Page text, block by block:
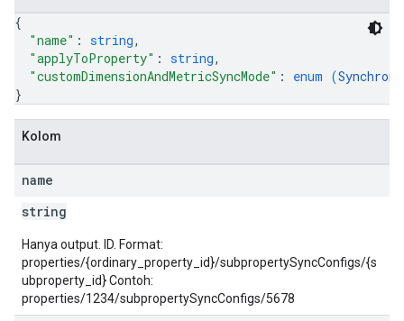
{
"name" : string,
"applyToProperty" : string,
"customDimensionAndMetricSyncMode" : enum (
}
Kolom
name
string
Hanya output. ID. Format:
properties/{ordinary_property_id}/subpropertySyncConfigs/{s
ubproperty_id} Contoh:
properties/1234/subpropertySyncConfigs/5678